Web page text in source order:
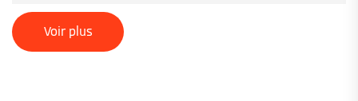
Voir plus